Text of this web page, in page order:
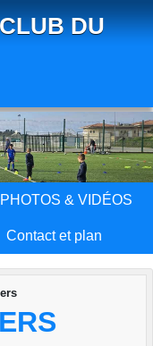
DU
PHOTOS & VIDÉOS
Contact et plan